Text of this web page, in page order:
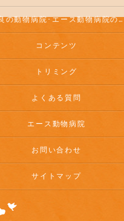
奈良の動物病院･エース動物病院の評判
コンテンツ
トリミング
よくある質問
エース動物病院
お問い合わせ
サイトマップ